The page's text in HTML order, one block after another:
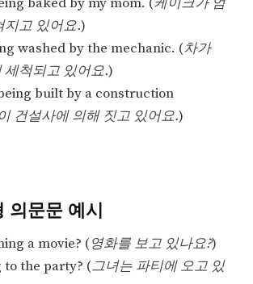
지고 있어요.)
washed by the mechanic. (차가
세척되고 있어요.)
built by a construction
건설사에 의해 짓고 있어요.)
의문문 예시
a movie? (영화를 보고 있나요?)
to the party? (그녀는 파티에 오고 있